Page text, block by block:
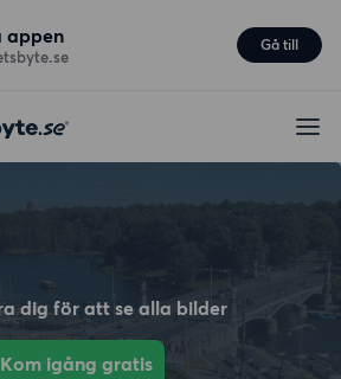
appen Gå till
dig för att se alla bilder
Kom igång gratis